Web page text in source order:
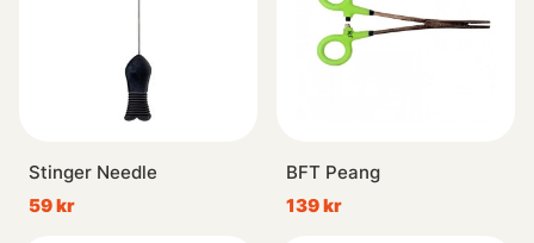
Stinger Needle
59 kr
BFT Peang
139 kr